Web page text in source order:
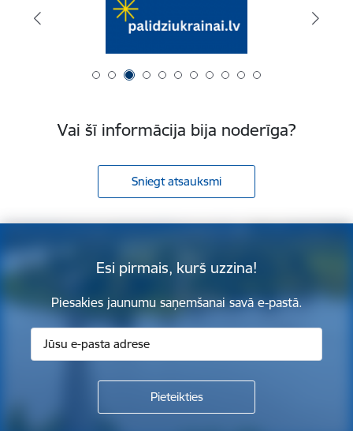
Vai šī informācija bija noderīga?
Sniegt atsauksmi
Esi pirmais, kurš uzzina!
Piesakies jaunumu saņemšanai savā e-pastā.